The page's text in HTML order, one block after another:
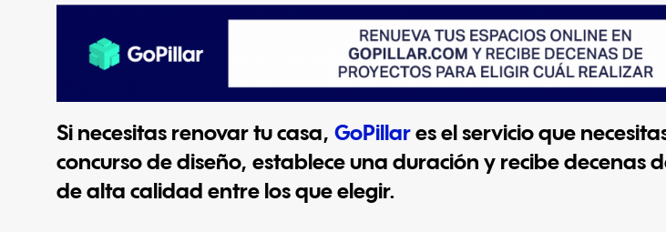
Si necesitas renovar tu casa, GoPillares el servicio que
concurso de diseño, establece una duración y recibe decenas
de alta calidad entre los que elegir.